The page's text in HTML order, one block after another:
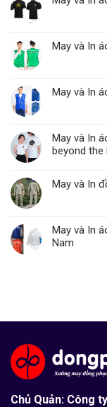
May và In
May và In
May và In
beyond the
May và In
May và In
Nam
Chủ Quản: Công